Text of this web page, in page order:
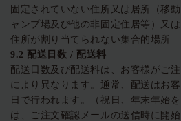
固定されていない住所又は居所（移
ャンプ場及び他の非固定住居等）又
住所が割り当てられない集合的場所
9.2 配送日数 / 配送料
配送日数及び配送料は、お客様がご
により異なります。通常、配送はお
日で行われます。（祝日、年末年始
は、ご注文確認メールの送信時に開